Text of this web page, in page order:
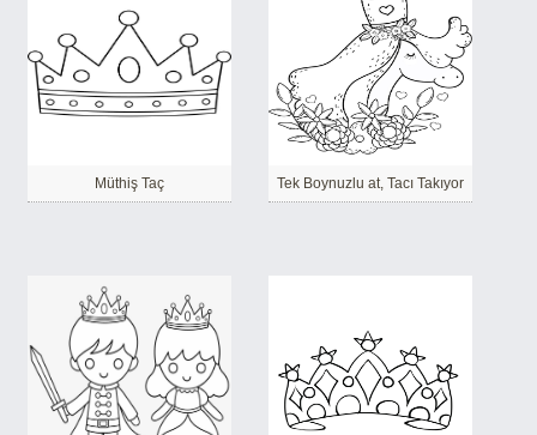
Müthiş Taç Tek Boynuzlu at, Tacı Takıyor